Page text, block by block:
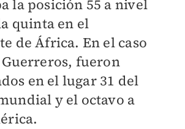
la posición 55 a nivel
quinta en el
de África. En el caso
Guerreros, fueron
en el lugar 31 del
y el octavo a